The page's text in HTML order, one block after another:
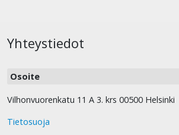
Yhteystiedot
Osoite
Vilhonvuorenkatu 11 A 3. krs 00500 Helsinki
Tietosuoja